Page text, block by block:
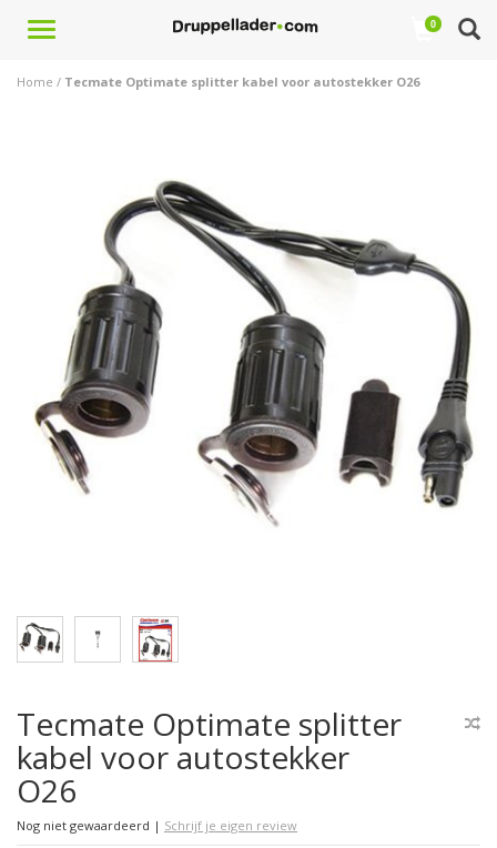
Toggle
0
Home / Tecmate Optimate splitter kabel voor autostekker O26
Tecmate Optimate splitter
kabel voor autostekker
O26
Nog niet gewaardeerd | Schrijf je eigen review